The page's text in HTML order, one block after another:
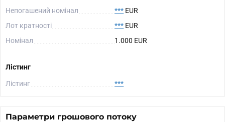
Непогашений номінал
*** EUR
Лот кратності
*** EUR
Номінал
1.000 EUR
Лістинг
Лістинг ***
Параметри грошового потоку